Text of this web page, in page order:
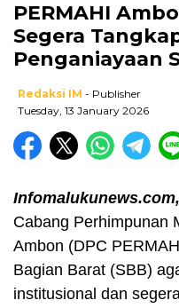
PERMAHI
Segera
Penganiayaan
Redaksi IM - Publisher
Tuesday, 13 January 2026
Cabang Perhimpunan
Ambon (DPC
Bagian Barat (SBB)
institusional dan